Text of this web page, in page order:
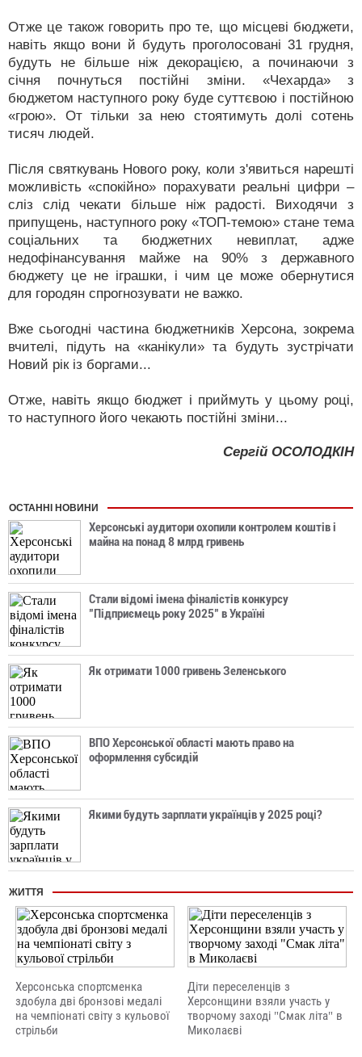
Отже це також говорить про те, що місцеві бюджети,
навіть якщо вони й будуть проголосовані 31 грудня,
будуть не більше ніж декорацією, а починаючи з
січня почнуться постійні зміни. «Чехарда» з
бюджетом наступного року буде суттєвою і постійною
«грою». От тільки за нею стоятимуть долі сотень
тисяч людей.
Після святкувань Нового року, коли з'явиться нарешті
можливість «спокійно» порахувати реальні цифри –
сліз слід чекати більше ніж радості. Виходячи з
припущень, наступного року «ТОП-темою» стане тема
соціальних та бюджетних невиплат, адже
недофінансування майже на 90% з державного
бюджету це не іграшки, і чим це може обернутися
для городян спрогнозувати не важко.
Вже сьогодні частина бюджетників Херсона, зокрема
вчителі, підуть на «канікули» та будуть зустрічати
Новий рік із боргами...
Отже, навіть якщо бюджет і приймуть у цьому році,
то наступного його чекають постійні зміни...
Сергій ОСОЛОДКІН
ОСТАННІ НОВИНИ
Херсонські аудитори охопили контролем коштів і
майна на понад 8 млрд гривень
Стали відомі імена фіналістів конкурсу
"Підприємець року 2025" в Україні
Як отримати 1000 гривень Зеленського
ВПО Херсонської області мають право на
оформлення субсидій
Якими будуть зарплати українців у 2025 році?
ЖИТТЯ
Херсонська спортсменка
здобула дві бронзові медалі
на чемпіонаті світу з кульової
стрільби
Діти переселенців з
Херсонщини взяли участь у
творчому заході "Смак літа" в
Миколаєві